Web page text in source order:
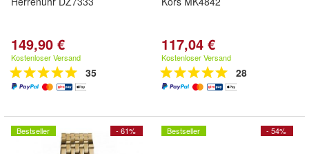
149,90 €
Kostenloser Versand
35
117,04 €
Kostenloser Versand
28
- 61%
Bestseller - 54%
Bestseller